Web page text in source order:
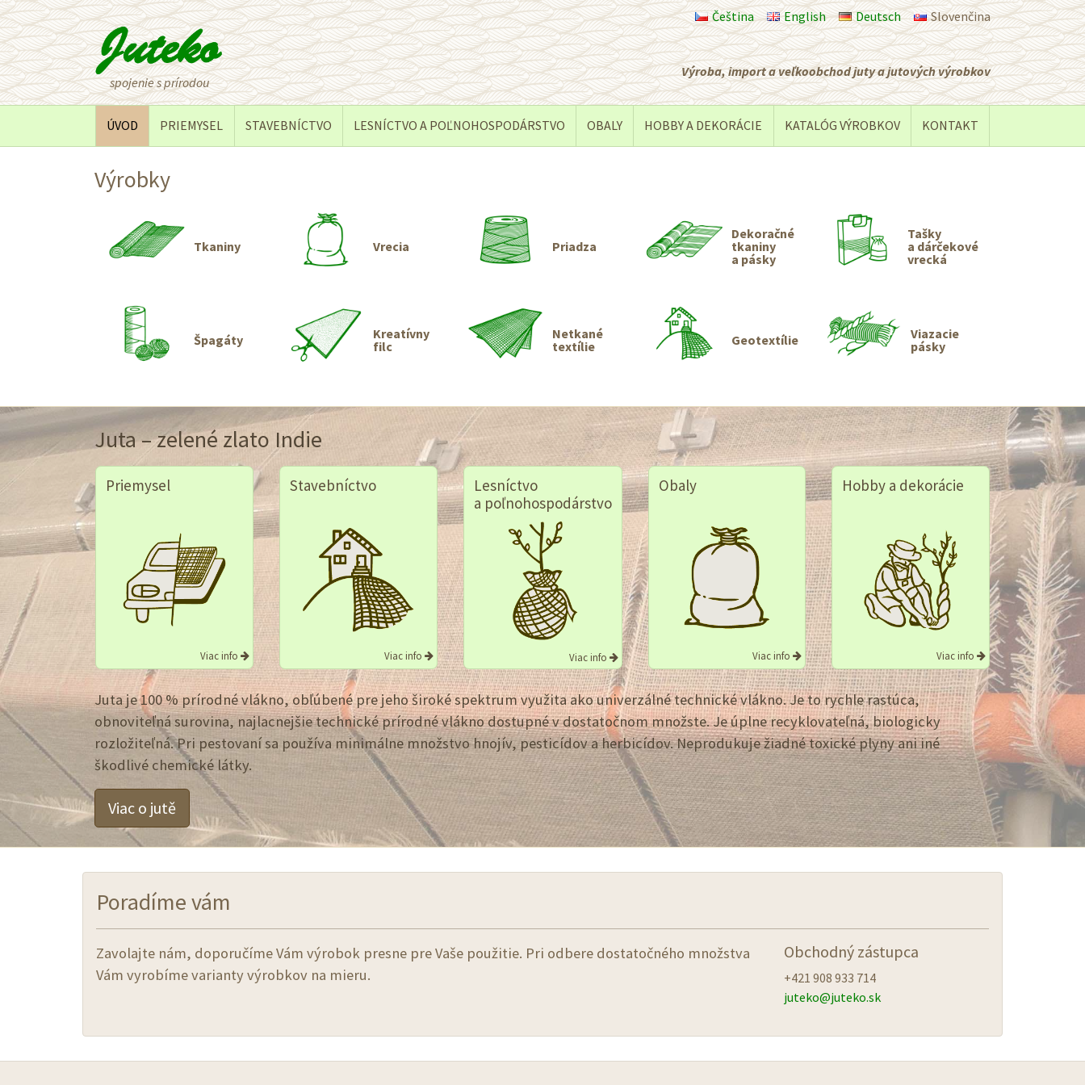
Čeština English Deutsch Slovenčina
spojenie s prírodou
Výroba, import a veľkoobchod juty a jutových výrobkov
ÚVOD PRIEMYSEL STAVEBNÍCTVO LESNÍCTVO A POĽNOHOSPODÁRSTVO OBALY HOBBY A DEKORÁCIE KATALÓG VÝROBKOV KONTAKT
Výrobky
Tkaniny Vrecia Priadza
Dekoračné
tkaniny
a pásky
Tašky
a dárčekové
vrecká
Špagáty
Kreatívny
filc
Netkané
textílie
Geotextílie
Viazacie
pásky
Juta – zelené zlato Indie
Priemysel
Viac info
Stavebníctvo
Viac info
Lesníctvo
a poľnohospodárstvo
Viac info
Obaly
Viac info
Hobby a dekorácie
Viac info
Juta je 100 % prírodné vlákno, obľúbené pre jeho široké spektrum využita ako univerzálné technické vlákno. Je to rychle rastúca,
obnoviteľná surovina, najlacnejšie technické prírodné vlákno dostupné v dostatočnom množste. Je úplne recyklovateľná, biologicky
rozložiteľná. Pri pestovaní sa používa minimálne množstvo hnojív, pesticídov a herbicídov. Neprodukuje žiadné toxické plyny ani iné
škodlivé chemické látky.
Viac o jutě
Poradíme vám
Zavolajte nám, doporučíme Vám výrobok presne pre Vaše použitie. Pri odbere dostatočného množstva
Vám vyrobíme varianty výrobkov na mieru.
Obchodný zástupca
+421 908 933 714
juteko@juteko.sk